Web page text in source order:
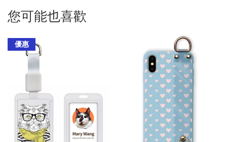
您可能也喜歡
優惠